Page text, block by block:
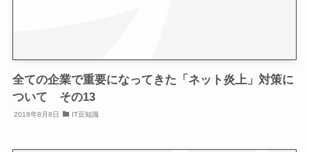
全ての企業で重要になってきた「ネット炎上」対策に
ついて その13
2018年8月8日 IT豆知識